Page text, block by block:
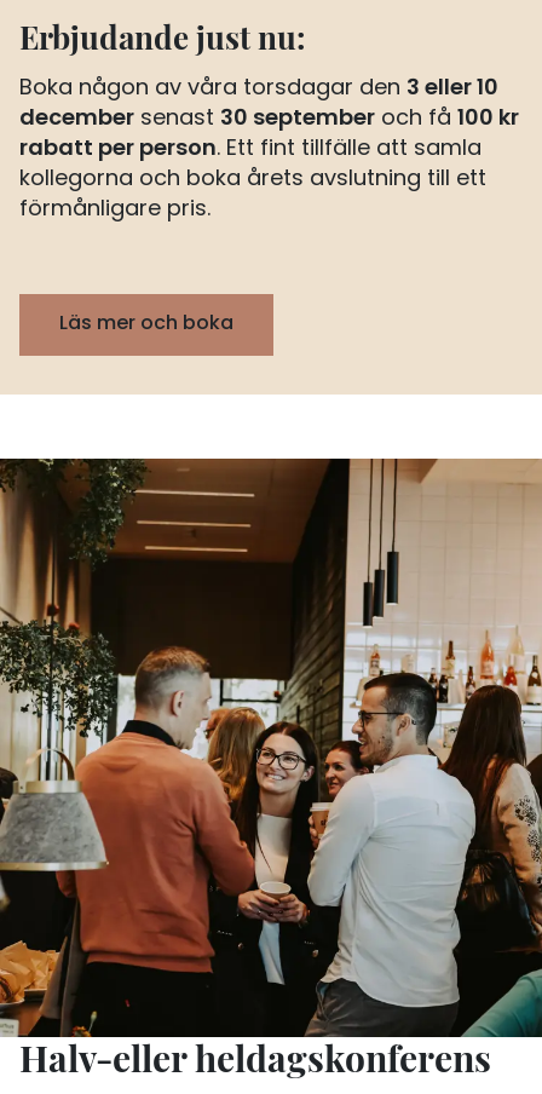
Erbjudande just nu:
Boka någon av våra torsdagar den 3 eller 10
december senast 30 september och få 100 kr
rabatt per person. Ett fint tillfälle att samla
kollegorna och boka årets avslutning till ett
förmånligare pris.
Läs mer och boka
Halv-eller heldagskonferens